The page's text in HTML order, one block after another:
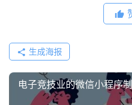
生成海报
电子竞技业的微信小程序